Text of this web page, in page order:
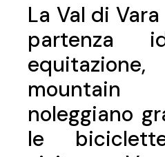
La Val di
partenza
noleggiano
le